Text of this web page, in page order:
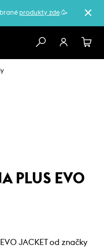
produkty zde.🥳
PLUS EVO
JACKET od značky